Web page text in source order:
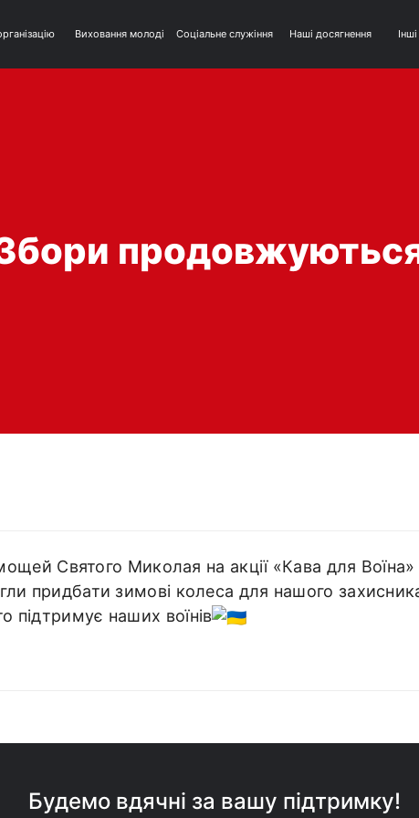
Виховання молоді Соціальне служіння Наші досягнення
мощей Святого Миколая на акції «Кава для
придбати зимові колеса для нашого
підтримує наших воїнів
Будемо вдячні за вашу підтримку!